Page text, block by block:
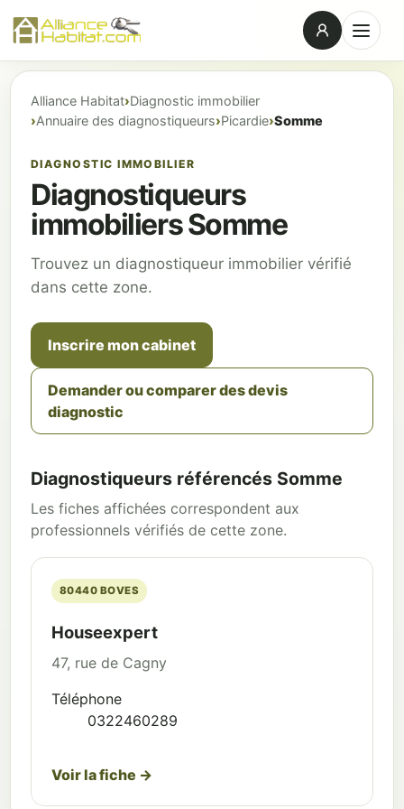
Alliance Habitat Diagnostic immobilier
Annuaire des diagnostiqueurs Picardie Somme
DIAGNOSTIC IMMOBILIER
Diagnostiqueurs
immobiliers Somme
Trouvez un diagnostiqueur immobilier vérifié
dans cette zone.
Inscrire mon cabinet
Demander ou comparer des devis
diagnostic
Diagnostiqueurs référencés Somme
Les fiches affichées correspondent aux
professionnels vérifiés de cette zone.
80440 BOVES
Houseexpert
47, rue de Cagny
Téléphone
0322460289
Voir la fiche →